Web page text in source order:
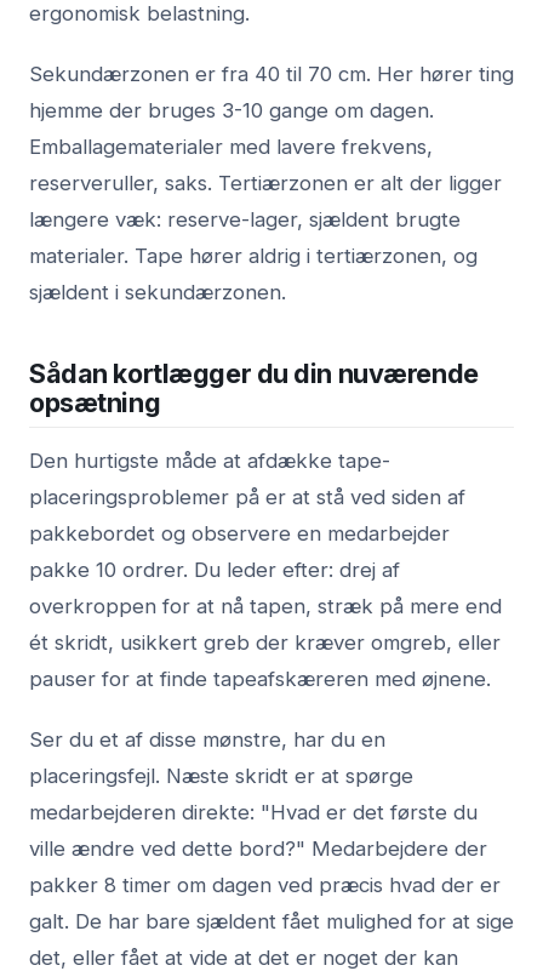
ergonomisk belastning.
Sekundærzonen er fra 40 til 70 cm. Her hører ting
hjemme der bruges 3-10 gange om dagen.
Emballagematerialer med lavere frekvens,
reserveruller, saks. Tertiærzonen er alt der ligger
længere væk: reserve-lager, sjældent brugte
materialer. Tape hører aldrig i tertiærzonen, og
sjældent i sekundærzonen.
Sådan kortlægger du din nuværende
opsætning
Den hurtigste måde at afdække tape-
placeringsproblemer på er at stå ved siden af
pakkebordet og observere en medarbejder
pakke 10 ordrer. Du leder efter: drej af
overkroppen for at nå tapen, stræk på mere end
ét skridt, usikkert greb der kræver omgreb, eller
pauser for at finde tapeafskæreren med øjnene.
Ser du et af disse mønstre, har du en
placeringsfejl. Næste skridt er at spørge
medarbejderen direkte: "Hvad er det første du
ville ændre ved dette bord?" Medarbejdere der
pakker 8 timer om dagen ved præcis hvad der er
galt. De har bare sjældent fået mulighed for at sige
det, eller fået at vide at det er noget der kan